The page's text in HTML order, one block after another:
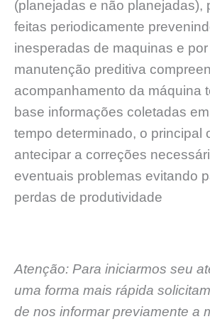
(planejadas e não planejadas),
feitas periodicamente
inesperadas de maquinas e
manutenção preditiva
acompanhamento da máquina
base informações coletadas
tempo determinado, o principal
antecipar a correções
eventuais problemas evitando
perdas de produtividade
Atenção: Para iniciarmos seu
uma forma mais rápida
de nos informar previamente a